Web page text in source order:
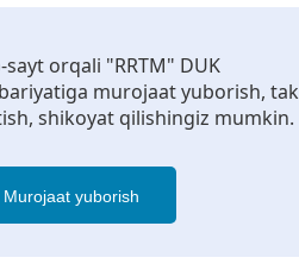
sayt orqali "RRTM" DUK
murojaat yuborish,
shikoyat qilishingiz mumkin.
Murojaat yuborish